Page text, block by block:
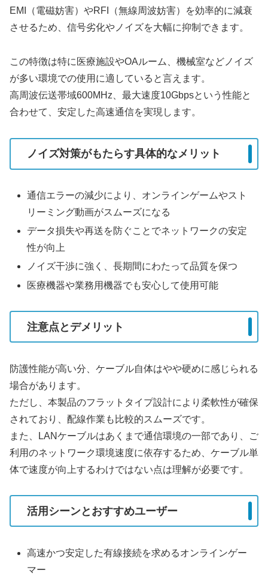
EMI（電磁妨害）やRFI（無線周波妨害）を効率的に減衰
させるため、信号劣化やノイズを大幅に抑制できます。
この特徴は特に医療施設やOAルーム、機械室などノイズ
が多い環境での使用に適していると言えます。
高周波伝送帯域600MHz、最大速度10Gbpsという性能と
合わせて、安定した高速通信を実現します。
ノイズ対策がもたらす具体的なメリット
通信エラーの減少により、オンラインゲームやスト
リーミング動画がスムーズになる
データ損失や再送を防ぐことでネットワークの安定
性が向上
ノイズ干渉に強く、長期間にわたって品質を保つ
医療機器や業務用機器でも安心して使用可能
注意点とデメリット
防護性能が高い分、ケーブル自体はやや硬めに感じられる
場合があります。
ただし、本製品のフラットタイプ設計により柔軟性が確保
されており、配線作業も比較的スムーズです。
また、LANケーブルはあくまで通信環境の一部であり、ご
利用のネットワーク環境速度に依存するため、ケーブル単
体で速度が向上するわけではない点は理解が必要です。
活用シーンとおすすめユーザー
高速かつ安定した有線接続を求めるオンラインゲー
マー